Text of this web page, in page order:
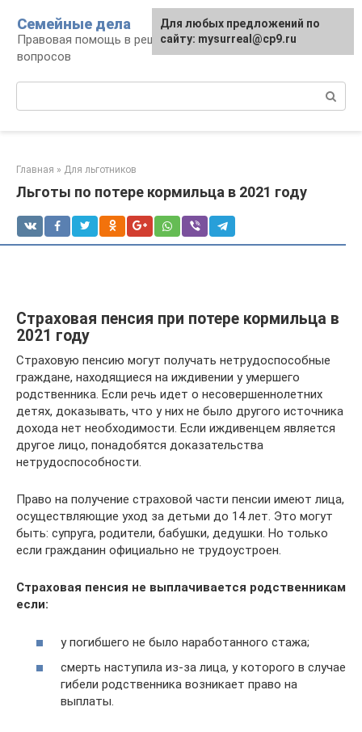
контенту
Семейные дела
Правовая помощь в решении семейных
вопросов
Главная » Для льготников
Льготы по потере кормильца в 2021 году
Страховая пенсия при потере кормильца в
2021 году
Страховую пенсию могут получать нетрудоспособные
граждане, находящиеся на иждивении у умершего
родственника. Если речь идет о несовершеннолетних
детях, доказывать, что у них не было другого источника
дохода нет необходимости. Если иждивенцем является
другое лицо, понадобятся доказательства
нетрудоспособности.
Право на получение страховой части пенсии имеют лица,
осуществляющие уход за детьми до 14 лет. Это могут
быть: супруга, родители, бабушки, дедушки. Но только
если гражданин официально не трудоустроен.
Страховая пенсия не выплачивается родственникам
если:
у погибшего не было наработанного стажа;
смерть наступила из-за лица, у которого в случае
гибели родственника возникает право на
выплаты.
Для любых предложений по
сайту: mysurreal@cp9.ru